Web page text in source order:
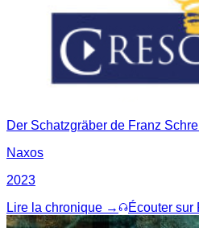
Der Schatzgräber de Franz
Naxos
2023
Lire la chronique →
Écouter sur